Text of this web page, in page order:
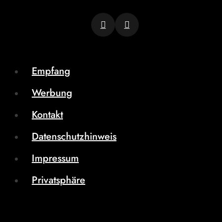
Empfang
Werbung
Kontakt
Datenschutzhinweis
Impressum
Privatsphäre